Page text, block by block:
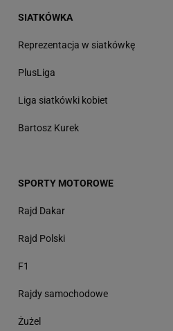
SIATKÓWKA
Reprezentacja w siatkówkę
PlusLiga
Liga siatkówki kobiet
Bartosz Kurek
SPORTY MOTOROWE
Rajd Dakar
Rajd Polski
F1
Rajdy samochodowe
Żużel